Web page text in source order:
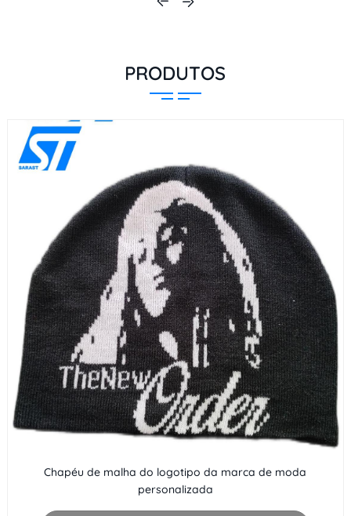
PRODUTOS
Chapéu de malha do logotipo da marca de moda
personalizada